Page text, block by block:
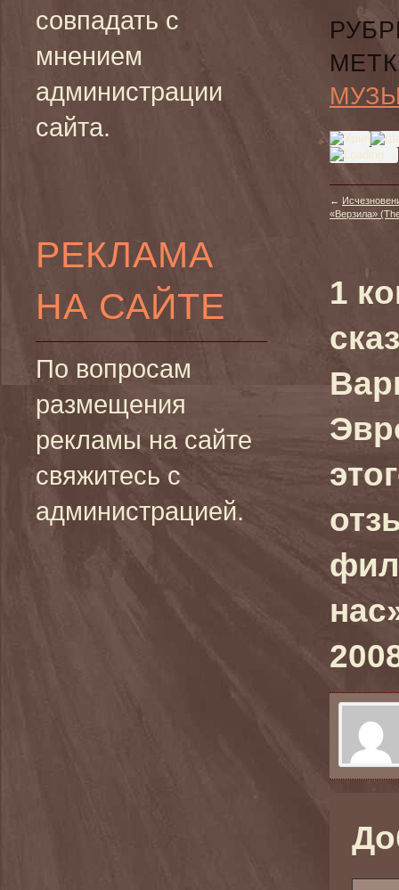
совпадать с
мнением
администрации
сайта.
РЕКЛАМА
НА САЙТЕ
По вопросам
размещения
рекламы на сайте
свяжитесь с
администрацией.
←
«Верзила»
1